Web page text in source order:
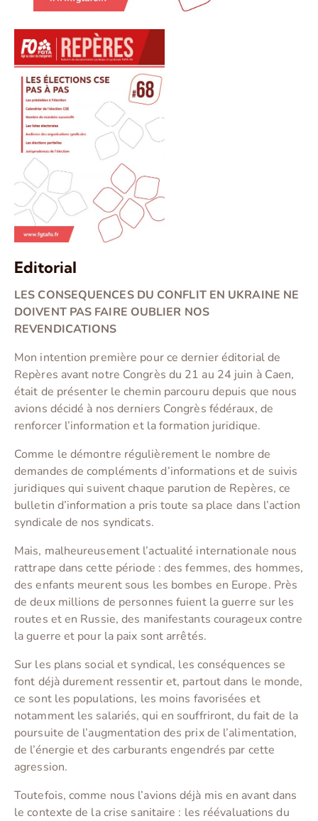
Editorial
LES CONSEQUENCES DU CONFLIT EN UKRAINE NE
DOIVENT PAS FAIRE OUBLIER NOS
REVENDICATIONS
Mon intention première pour ce dernier éditorial de
Repères avant notre Congrès du 21 au 24 juin à Caen,
était de présenter le chemin parcouru depuis que nous
avions décidé à nos derniers Congrès fédéraux, de
renforcer l’information et la formation juridique.
Comme le démontre régulièrement le nombre de
demandes de compléments d’informations et de suivis
juridiques qui suivent chaque parution de Repères, ce
bulletin d’information a pris toute sa place dans l’action
syndicale de nos syndicats.
Mais, malheureusement l’actualité internationale nous
rattrape dans cette période : des femmes, des hommes,
des enfants meurent sous les bombes en Europe. Près
de deux millions de personnes fuient la guerre sur les
routes et en Russie, des manifestants courageux contre
la guerre et pour la paix sont arrêtés.
Sur les plans social et syndical, les conséquences se
font déjà durement ressentir et, partout dans le monde,
ce sont les populations, les moins favorisées et
notamment les salariés, qui en souffriront, du fait de la
poursuite de l’augmentation des prix de l’alimentation,
de l’énergie et des carburants engendrés par cette
agression.
Toutefois, comme nous l’avions déjà mis en avant dans
le contexte de la crise sanitaire : les réévaluations du